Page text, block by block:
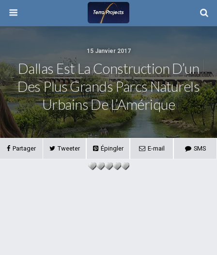
15 Janvier 2017
Dallas Est La Construction D’un
Des Plus Grands Parcs Naturels
Urbains De L’Amérique
Partager Tweeter Épingler E-mail SMS